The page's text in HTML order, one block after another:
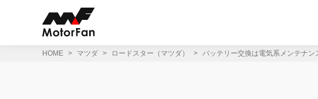
HOME マツダ ロードスター（マツダ） バッテリー交換は電気系メンテナン